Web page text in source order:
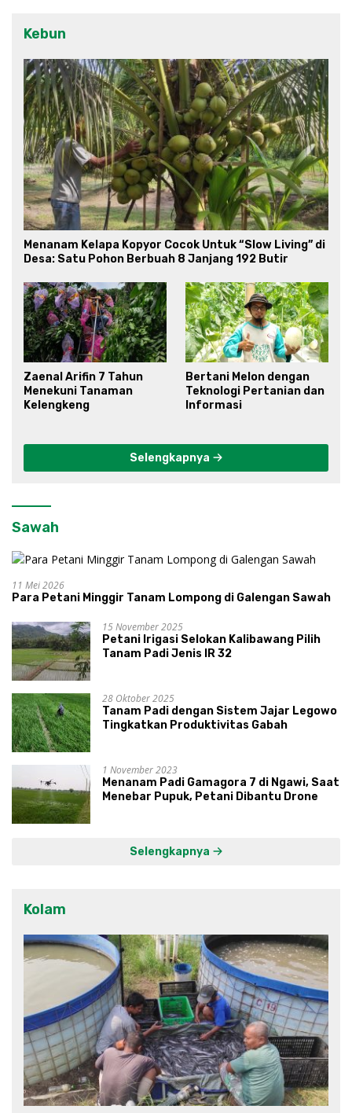
Kebun
Menanam Kelapa Kopyor Cocok Untuk “Slow Living” di
Desa: Satu Pohon Berbuah 8 Janjang 192 Butir
Zaenal Arifin 7 Tahun
Menekuni Tanaman
Kelengkeng
Bertani Melon dengan
Teknologi Pertanian dan
Informasi
Selengkapnya
Sawah
11 Mei 2026
Para Petani Minggir Tanam Lompong di Galengan Sawah
15 November 2025
Petani Irigasi Selokan Kalibawang Pilih
Tanam Padi Jenis IR 32
28 Oktober 2025
Tanam Padi dengan Sistem Jajar Legowo
Tingkatkan Produktivitas Gabah
1 November 2023
Menanam Padi Gamagora 7 di Ngawi, Saat
Menebar Pupuk, Petani Dibantu Drone
Selengkapnya
Kolam